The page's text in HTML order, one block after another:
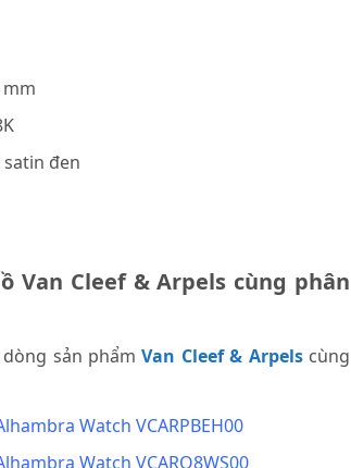
mm
satin đen
Van Cleef & Arpels cùng phân
dòng sản phẩmVan Cleef & Arpels cùng
Watch VCARPBEH00
Watch VCARO8WS00